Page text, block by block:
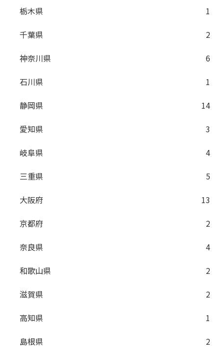
栃木県
1
千葉県
2
神奈川県
6
石川県
1
静岡県
14
愛知県
3
岐阜県
4
三重県
5
大阪府
13
京都府
2
奈良県
4
和歌山県
2
滋賀県
2
高知県
1
島根県
2